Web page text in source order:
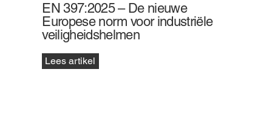
EN 397:2025 – De nieuwe
Europese norm voor industriële
veiligheidshelmen
Lees artikel